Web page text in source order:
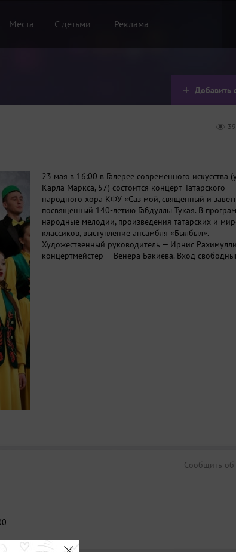
Места С детьми Реклама
Добавить
23 мая в 16:00 в Галерее современного искусства
Карла Маркса, 57) состоится концерт Татарского
народного хора КФУ «Саз мой, священный и
посвященный 140-летию Габдуллы Тукая. В
народные мелодии, произведения татарских и
классиков, выступление ансамбля «Былбыл».
Художественный руководитель — Ирнис
концертмейстер — Венера Бакиева. Вход
Сообщить